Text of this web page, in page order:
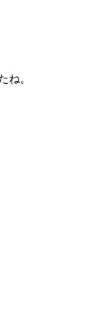
ね。